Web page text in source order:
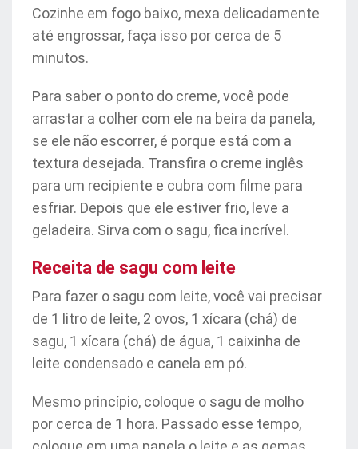
Cozinhe em fogo baixo, mexa delicadamente
até engrossar, faça isso por cerca de 5
minutos.
Para saber o ponto do creme, você pode
arrastar a colher com ele na beira da panela,
se ele não escorrer, é porque está com a
textura desejada. Transfira o creme inglês
para um recipiente e cubra com filme para
esfriar. Depois que ele estiver frio, leve a
geladeira. Sirva com o sagu, fica incrível.
Receita de sagu com leite
Para fazer o sagu com leite, você vai precisar
de 1 litro de leite, 2 ovos, 1 xícara (chá) de
sagu, 1 xícara (chá) de água, 1 caixinha de
leite condensado e canela em pó.
Mesmo princípio, coloque o sagu de molho
por cerca de 1 hora. Passado esse tempo,